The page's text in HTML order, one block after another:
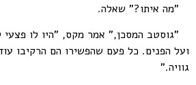
"מה איתו?" שאלה.
"גוסטב המסכן," אמר מקס, "היו לו פצעי
ועל הפנים. כל פעם שהפשירו הם הרקיבו
גוויה."